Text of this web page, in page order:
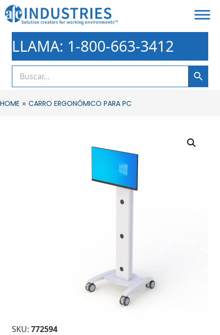
LLAMA: 1-800-663-3412
HOME » CARRO ERGONÓMICO PARA PC
SKU: 772594